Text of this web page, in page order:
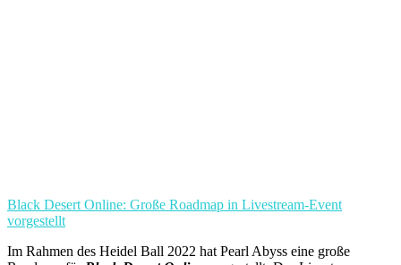
Black Desert Online: Große Roadmap in Livestream-Event
vorgestellt
Im Rahmen des Heidel Ball 2022 hat Pearl Abyss eine große